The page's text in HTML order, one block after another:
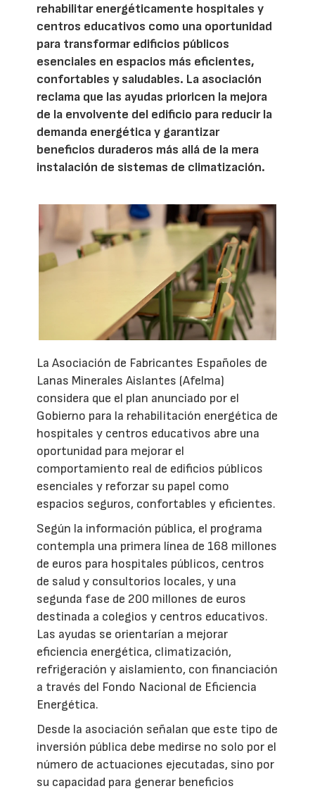
rehabilitar energéticamente hospitales y
centros educativos como una oportunidad
para transformar edificios públicos
esenciales en espacios más eficientes,
confortables y saludables. La asociación
reclama que las ayudas prioricen la mejora
de la envolvente del edificio para reducir la
demanda energética y garantizar
beneficios duraderos más allá de la mera
instalación de sistemas de climatización.
La Asociación de Fabricantes Españoles de
Lanas Minerales Aislantes (Afelma)
considera que el plan anunciado por el
Gobierno para la rehabilitación energética de
hospitales y centros educativos abre una
oportunidad para mejorar el
comportamiento real de edificios públicos
esenciales y reforzar su papel como
espacios seguros, confortables y eficientes.
Según la información pública, el programa
contempla una primera línea de 168 millones
de euros para hospitales públicos, centros
de salud y consultorios locales, y una
segunda fase de 200 millones de euros
destinada a colegios y centros educativos.
Las ayudas se orientarían a mejorar
eficiencia energética, climatización,
refrigeración y aislamiento, con financiación
a través del Fondo Nacional de Eficiencia
Energética.
Desde la asociación señalan que este tipo de
inversión pública debe medirse no solo por el
número de actuaciones ejecutadas, sino por
su capacidad para generar beneficios